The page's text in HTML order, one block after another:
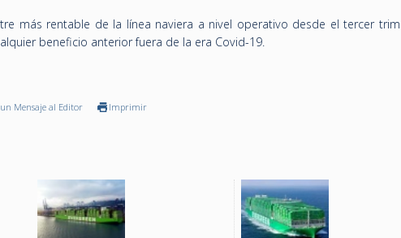
más rentable de la línea naviera a nivel operativo desde el tercer
beneficio anterior fuera de la era Covid-19.
Mensaje al Editor Imprimir